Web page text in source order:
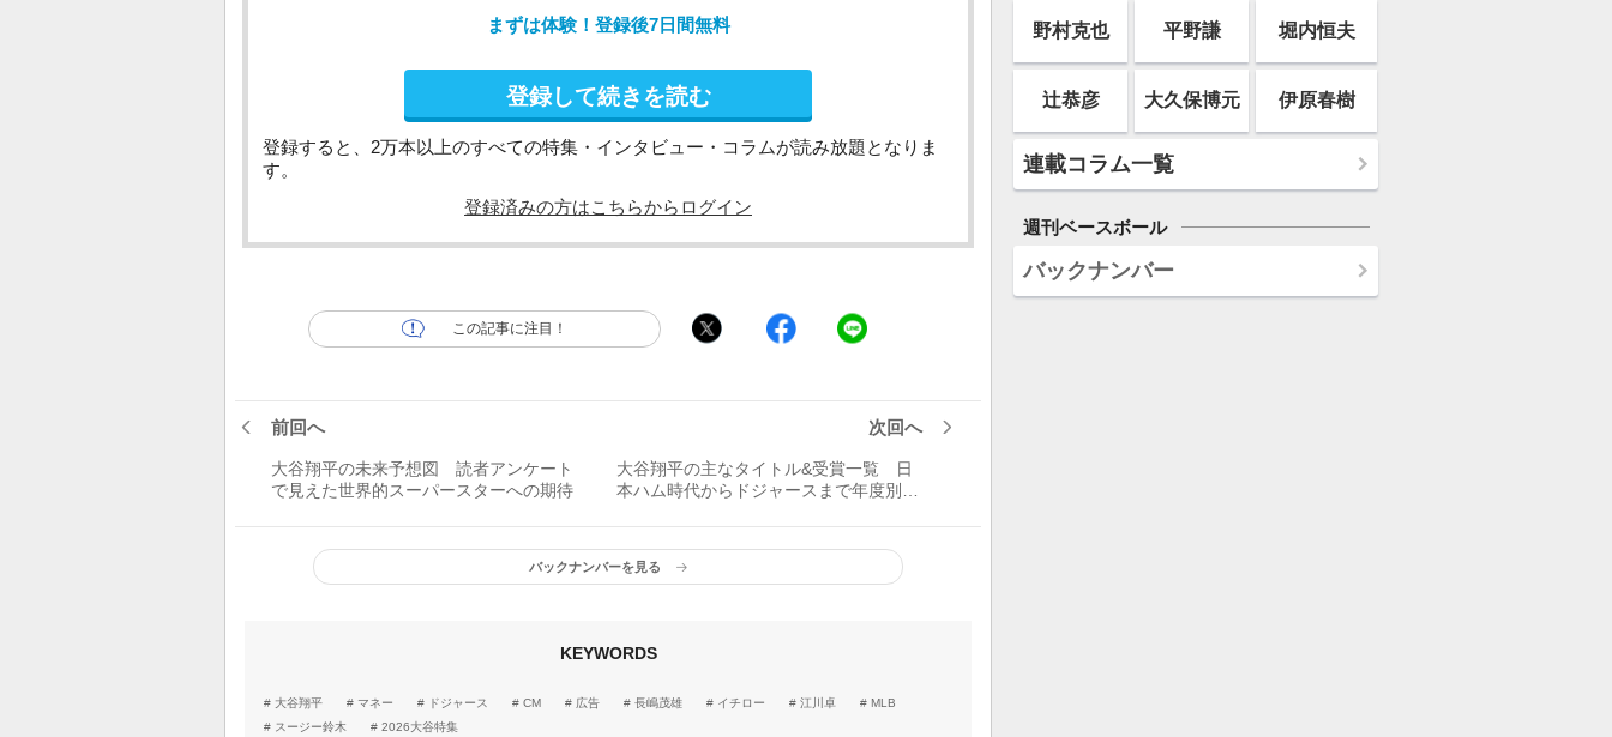
まずは体験！登録後7日間無料
登録して続きを読む
登録すると、2万本以上のすべての特集・インタビュー・コラムが読み放題となりま
す。
登録済みの方はこちらからログイン
この記事に注目！
前回へ
大谷翔平の未来予想図 読者アンケート
で見えた世界的スーパースターへの期待
次回へ
大谷翔平の主なタイトル&受賞一覧 日
本ハム時代からドジャースまで年度別総
バックナンバーを見る
KEYWORDS
大谷翔平 マネー ドジャース CM 広告 長嶋茂雄 イチロー 江川卓
MLB
スージー鈴木
2026大谷特集
野村克也 平野謙 堀内恒夫
辻恭彦 大久保博元 伊原春樹
連載コラム一覧
週刊ベースボール
バックナンバー